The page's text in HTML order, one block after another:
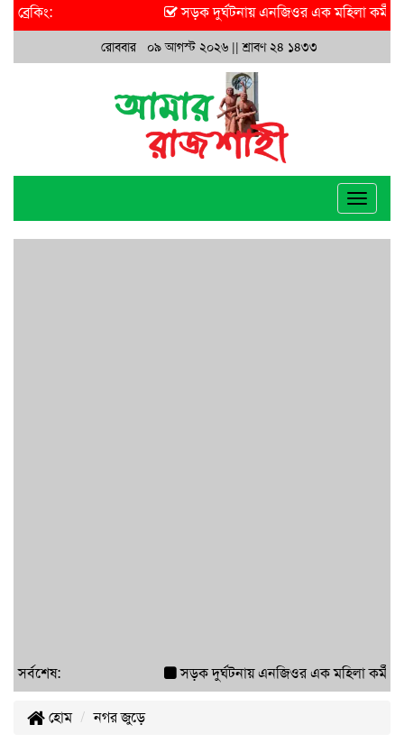
ব্রেকিং: সড়ক দুর্ঘটনায় এনজিওর এক মহিলা কর্মী
রোববার ০৯ আগস্ট ২০২৬ || শ্রাবণ ২৪ ১৪৩৩
Toggle
সর্বশেষ: সড়ক দুর্ঘটনায় এনজিওর এক মহিলা কর্মী
হোম নগর জুড়ে